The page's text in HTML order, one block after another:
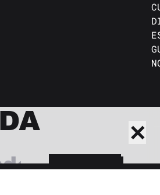
✕
BUSCAR